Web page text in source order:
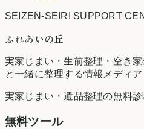
SEIZEN-SEIRI SUPPORT
ふれあいの丘
実家じまい・生前整理・空き
と一緒に整理する情報メディア
実家じまい・遺品整理の無料
無料ツール